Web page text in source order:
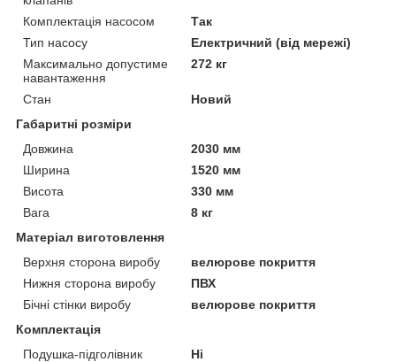
Комплектація насосом
Так
Тип насосу
Електричний (від мережі)
Максимально допустиме
навантаження
272 кг
Стан
Новий
Габаритні розміри
Довжина
2030 мм
Ширина
1520 мм
Висота
330 мм
Вага
8 кг
Матеріал виготовлення
Верхня сторона виробу
велюрове покриття
Нижня сторона виробу
ПВХ
Бічні стінки виробу
велюрове покриття
Комплектація
Подушка-підголівник
Ні